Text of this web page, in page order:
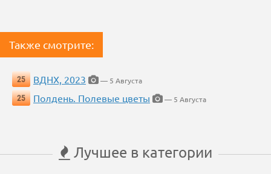
Также смотрите:
25 ВДНХ, 2023
— 5 Августа
25
Полдень. Полевые цветы — 5 Августа
Лучшее в категории